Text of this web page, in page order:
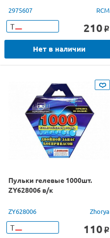
2975607 RCM
Т 210 o
Нет в наличии
Пульки гелевые 1000шт.
ZY628006 в/к
ZY628006 Zhorya
Т 110 o